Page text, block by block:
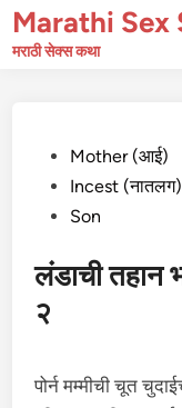
Skip
toMarathi Sex
मराठी सेक्स कथा
PostedMother (आई)
Incest (नातलग)
Son
लंडाची तहान
२
पोर्न मम्मीची चूत